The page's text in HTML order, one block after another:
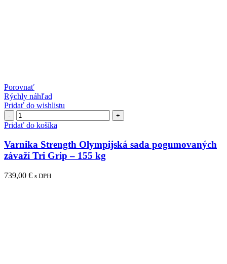
Porovnať
Rýchly náhľad
Pridať do wishlistu
množstvo
Varnika
Olympijská
sada
pogumovaných
Tri
Pridať do košíka
Varnika Strength Olympijská sada pogumovaných
závaží Tri Grip – 155 kg
739,00 € s DPH